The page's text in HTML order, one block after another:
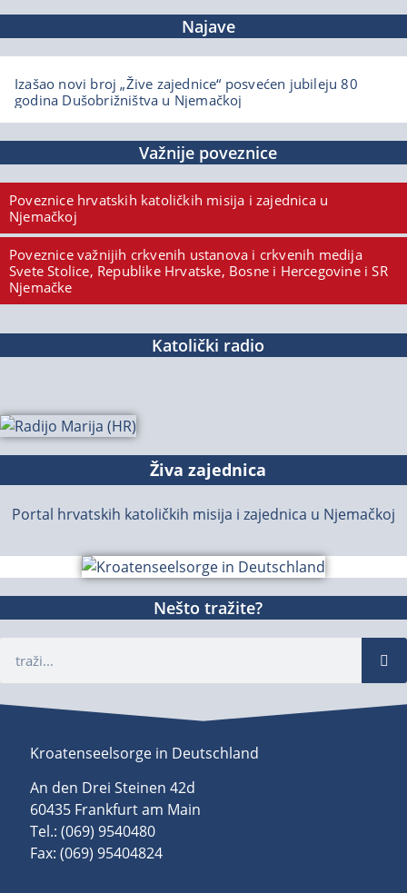
Najave
Izašao novi broj „Žive zajednice“ posvećen jubileju 80
godina Dušobrižništva u Njemačkoj
Važnije poveznice
Poveznice hrvatskih katoličkih misija i zajednica u
Njemačkoj
Poveznice važnijih crkvenih ustanova i crkvenih medija
Svete Stolice, Republike Hrvatske, Bosne i Hercegovine i SR
Njemačke
Katolički radio
Živa zajednica
Portal hrvatskih katoličkih misija i zajednica u Njemačkoj
Nešto tražite?
Kroatenseelsorge in Deutschland
An den Drei Steinen 42d
60435 Frankfurt am Main
Tel.: (069) 9540480
Fax: (069) 95404824